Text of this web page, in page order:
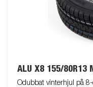
ALU X8 155/80R13
Odubbat vinterhjul på